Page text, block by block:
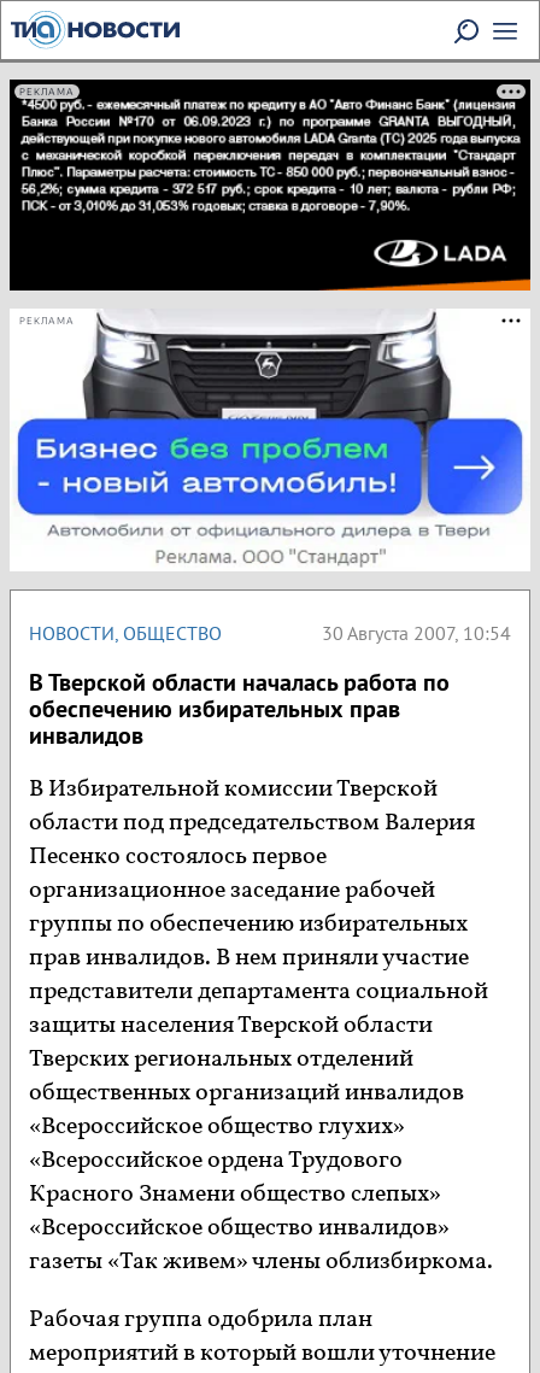
РЕКЛАМА
РЕКЛАМА
НОВОСТИ, ОБЩЕСТВО 30 Августа 2007, 10:54
В Тверской области началась работа по
обеспечению избирательных прав
инвалидов
В Избирательной комиссии Тверской
области под председательством Валерия
Песенко состоялось первое
организационное заседание рабочей
группы по обеспечению избирательных
прав инвалидов. В нем приняли участие
представители департамента социальной
защиты населения Тверской области
Тверских региональных отделений
общественных организаций инвалидов
«Всероссийское общество глухих»
«Всероссийское ордена Трудового
Красного Знамени общество слепых»
«Всероссийское общество инвалидов»
газеты «Так живем» члены облизбиркома.
Рабочая группа одобрила план
мероприятий в который вошли уточнение